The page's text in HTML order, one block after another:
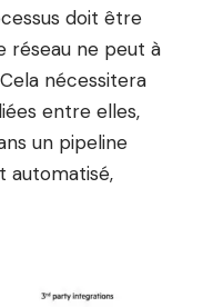
doit être
réseau ne peut à
nécessitera
entre elles,
un pipeline
automatisé,